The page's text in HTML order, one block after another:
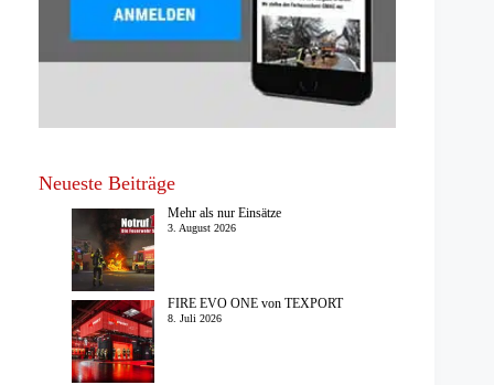
Neueste Beiträge
Mehr als nur Einsätze
3. August 2026
FIRE EVO ONE von TEXPORT
8. Juli 2026